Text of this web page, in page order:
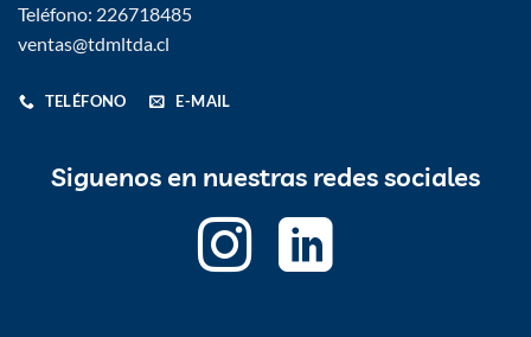
Teléfono: 226718485
ventas@tdmltda.cl
TELÉFONO E-MAIL
Siguenos en nuestras redes sociales